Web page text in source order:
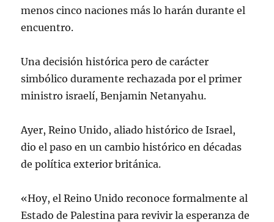
menos cinco naciones más lo harán durante el
encuentro.
Una decisión histórica pero de carácter
simbólico duramente rechazada por el primer
ministro israelí, Benjamin Netanyahu.
Ayer, Reino Unido, aliado histórico de Israel,
dio el paso en un cambio histórico en décadas
de política exterior británica.
«Hoy, el Reino Unido reconoce formalmente al
Estado de Palestina para revivir la esperanza de